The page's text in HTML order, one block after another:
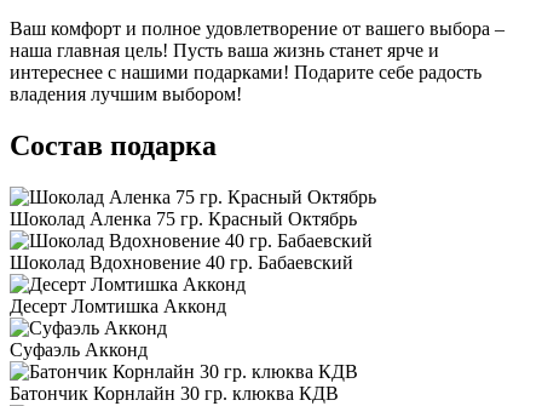
Ваш комфорт и полное удовлетворение от вашего выбора –
наша главная цель! Пусть ваша жизнь станет ярче и
интереснее с нашими подарками! Подарите себе радость
владения лучшим выбором!
Состав подарка
Шоколад Аленка 75 гр. Красный Октябрь
Шоколад Вдохновение 40 гр. Бабаевский
Десерт Ломтишка Акконд
Суфаэль Акконд
Батончик Корнлайн 30 гр. клюква КДВ